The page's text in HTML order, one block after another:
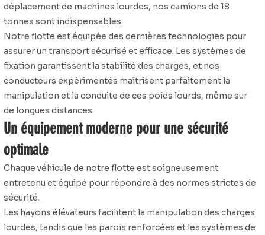
déplacement de machines lourdes, nos camions de 18
tonnes sont indispensables.
Notre flotte est équipée des dernières technologies pour
assurer un transport sécurisé et efficace. Les systèmes de
fixation garantissent la stabilité des charges, et nos
conducteurs expérimentés maîtrisent parfaitement la
manipulation et la conduite de ces poids lourds, même sur
de longues distances.
Un équipement moderne pour une sécurité
optimale
Chaque véhicule de notre flotte est soigneusement
entretenu et équipé pour répondre à des normes strictes de
sécurité.
Les hayons élévateurs facilitent la manipulation des charges
lourdes, tandis que les parois renforcées et les systèmes de